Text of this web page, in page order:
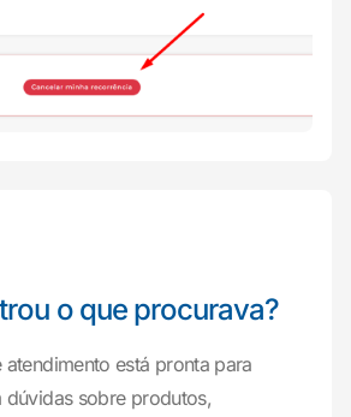
o que procurava?
está pronta para
sobre produtos,